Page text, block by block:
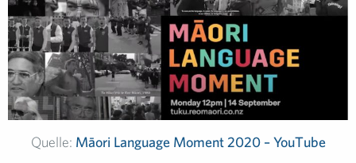
Quelle: Māori Language Moment 2020 – YouTube